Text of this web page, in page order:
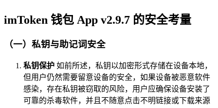
imToken 钱包 App v2.9.7 的安全考量
（一）私钥与助记词安全
私钥保护 如前所述，私钥以加密形式存储在设备本地，
但用户仍然需要留意设备的安全，如果设备被恶意软件
感染，存在私钥被窃取的风险，用户应确保设备安装了
可靠的杀毒软件，并且不随意点击不明链接或下载来源